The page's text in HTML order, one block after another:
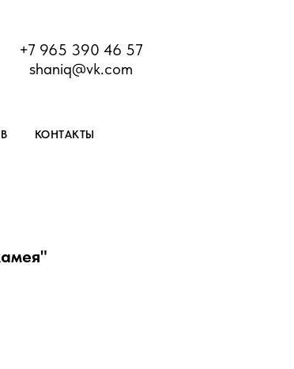
+7 965 390 46 57
shaniq@vk.com
КОНТАКТЫ